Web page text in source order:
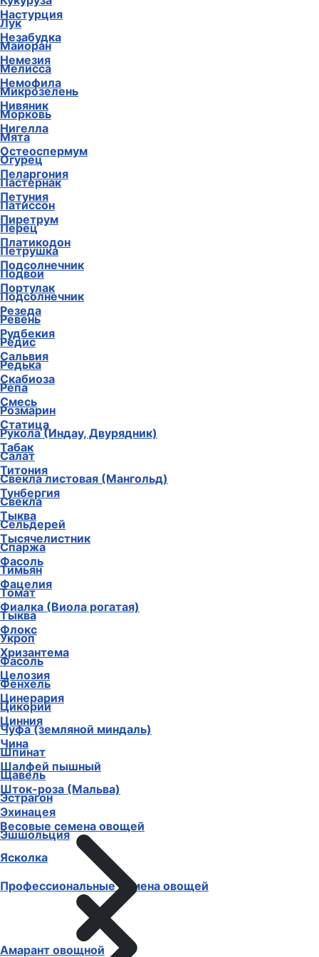
Настурция
Незабудка
Немезия
Немофила
Нивяник
Нигелла
Остеоспермум
Пеларгония
Петуния
Пиретрум
Платикодон
Подсолнечник
Портулак
Резеда
Рудбекия
Сальвия
Скабиоза
Смесь
Статица
Табак
Титония
Тунбергия
Тыква
Тысячелистник
Фасоль
Фацелия
Фиалка (Виола рогатая)
Флокс
Хризантема
Целозия
Цинерария
Цинния
Чина
Шалфей пышный
Шток-роза (Мальва)
Эхинацея
Эшшольция
Ясколка
Профессиональные семена овощей
Лук
Майоран
Мелисса
Микрозелень
Морковь
Мята
Огурец
Пастернак
Патиссон
Перец
Петрушка
Подвои
Подсолнечник
Ревень
Редис
Редька
Репа
Розмарин
Рукола (Индау, Двурядник)
Салат
Свекла листовая (Мангольд)
Свекла
Сельдерей
Спаржа
Тимьян
Томат
Тыква
Укроп
Фасоль
Фенхель
Цикорий
Чуфа (земляной миндаль)
Шпинат
Щавель
Эстрагон
Весовые семена овощей
Амарант овощной